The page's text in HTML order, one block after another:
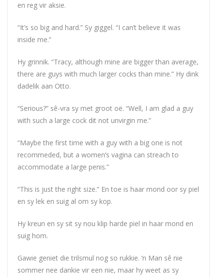
en reg vir aksie.
“It’s so big and hard.” Sy giggel. “I can’t believe it was
inside me.”
Hy grinnik. “Tracy, although mine are bigger than average,
there are guys with much larger cocks than mine.” Hy dink
dadelik aan Otto.
“Serious?” sê-vra sy met groot oë. “Well, I am glad a guy
with such a large cock dit not unvirgin me.”
“Maybe the first time with a guy with a big one is not
recommeded, but a women’s vagina can streach to
accommodate a large penis.”
“This is just the right size.” En toe is haar mond oor sy piel
en sy lek en suig al om sy kop.
Hy kreun en sy sit sy nou klip harde piel in haar mond en
suig hom.
Gawie geniet die trilsmul nog so rukkie. ‘n Man sê nie
sommer nee dankie vir een nie, maar hy weet as sy